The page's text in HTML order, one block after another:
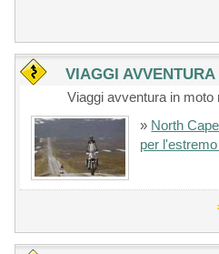
VIAGGI AVVENTURA
Viaggi avventura in moto
» North
per